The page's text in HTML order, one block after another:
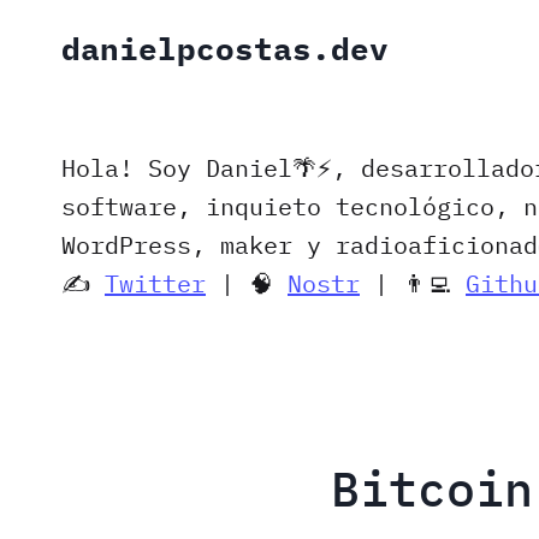
danielpcostas.dev
Hola! Soy Daniel🌴⚡️,
software, inquieto tecnológico,
WordPress, maker y
✍️ Twitter | 🧠 Nostr | 👨‍💻
Bitcoin